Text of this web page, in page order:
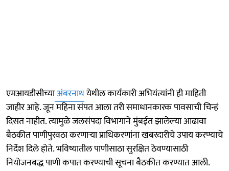
एमआयडीसीच्याअंबरनाथयेथील कार्यकारी अभियंत्यांनी ही माहिती
जाहीर आहे. जून महिना संपत आला तरी समाधानकारक पावसाची चिन्हं
दिसत नाहीत. त्यामुळे जलसंपदा विभागाने मुंबईत झालेल्या आढावा
बैठकीत पाणीपुरवठा करणाऱ्या प्राधिकरणांना खबरदारीचे उपाय करण्याचे
निर्देश दिले होते. भविष्यातील पाणीसाठा सुरक्षित ठेवण्यासाठी
नियोजनबद्ध पाणी कपात करण्याची सूचना बैठकीत करण्यात आली.